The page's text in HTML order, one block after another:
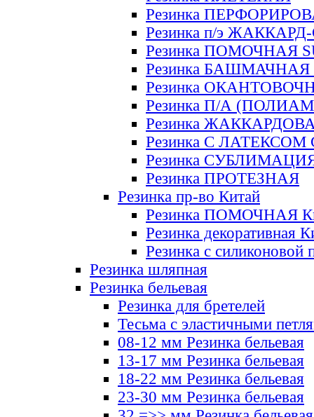
Резинка
Резинка п/э
Резинка ПОМОЧНАЯ
Резинка БАШМАЧНАЯ
Резинка
Резинка П/А
Резинка
Резинка С ЛАТЕКСОМ
Резинка
Резинка ПРОТЕЗНАЯ
Резинка пр-во Китай
Резинка ПОМОЧНАЯ
Резинка декоративная
Резинка с силиконовой
Резинка шляпная
Резинка бельевая
Резинка для бретелей
Тесьма с эластичными
08-12 мм Резинка бельевая
13-17 мм Резинка бельевая
18-22 мм Резинка бельевая
23-30 мм Резинка бельевая